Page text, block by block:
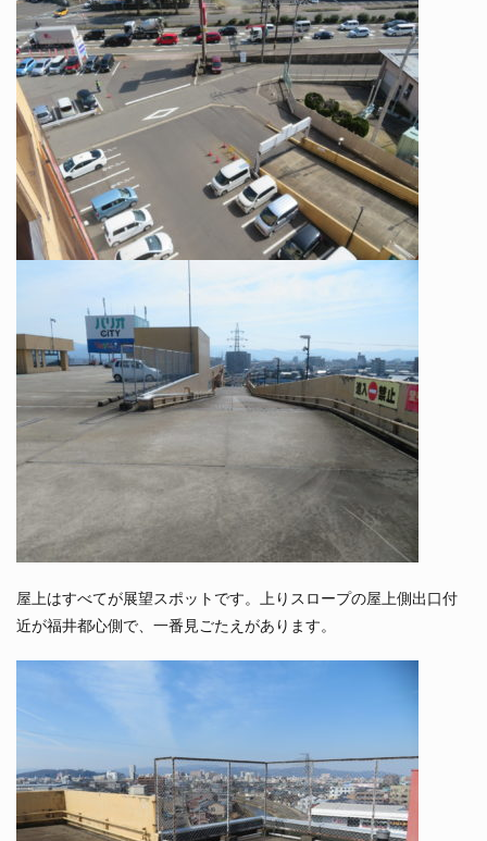
屋上はすべてが展望スポットです。上りスロープの屋上側出口付
近が福井都心側で、一番見ごたえがあります。